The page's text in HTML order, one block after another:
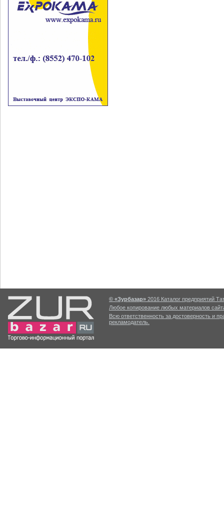
© «Зурбазар» 2016 Каталог предприятий
Любое копирование любых материалов
Всю ответственность за достоверность и
рекламодатель.